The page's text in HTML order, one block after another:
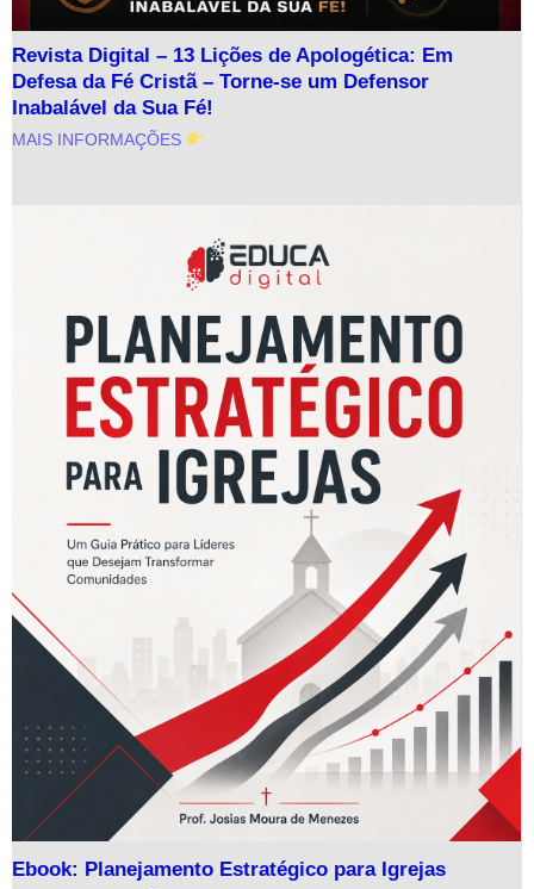
Revista Digital – 13 Lições de Apologética: Em
Defesa da Fé Cristã – Torne-se um Defensor
Inabalável da Sua Fé!
MAIS INFORMAÇÕES
Ebook: Planejamento Estratégico para Igrejas